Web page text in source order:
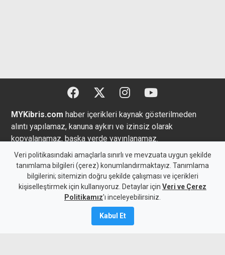
MYKibris.com haber içerikleri kaynak gösterilmeden
alıntı yapılamaz, kanuna aykırı ve izinsiz olarak
kopyalanamaz, başka yerde yayınlanamaz.
Copyright 2026 MYK Yayıncılık Limited’e aittir.
Bize Ulaşın
Veri politikasındaki amaçlarla sınırlı ve mevzuata uygun şekilde
tanımlama bilgileri (çerez) konumlandırmaktayız. Tanımlama
bilgilerini; sitemizin doğru şekilde çalışması ve içerikleri
kişiselleştirmek için kullanıyoruz. Detaylar için Veri ve Çerez
Politikamız'ı inceleyebilirsiniz.
Kabul Et